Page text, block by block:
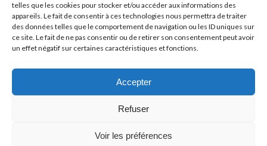
telles que les cookies pour stocker et/ou accéder aux informations des
appareils. Le fait de consentir à ces technologies nous permettra de traiter
des données telles que le comportement de navigation ou les ID uniques sur
ce site. Le fait de ne pas consentir ou de retirer son consentement peut avoir
un effet négatif sur certaines caractéristiques et fonctions.
Accepter
Refuser
Voir les préférences
Récents Articles
Deux bulletins en ligne
Rugby: la Guilde internationale des collectionneurs
Les 11 et 12 Mars: la fête du timbre
Sceaux All Rights Reserved.